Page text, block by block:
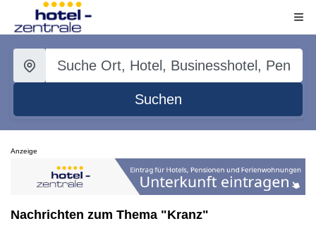
Suchen
Anzeige
Nachrichten zum Thema "Kranz"